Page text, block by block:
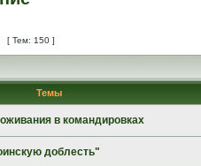
[ Тем: 150 ]
Темы
в командировках
доблесть"